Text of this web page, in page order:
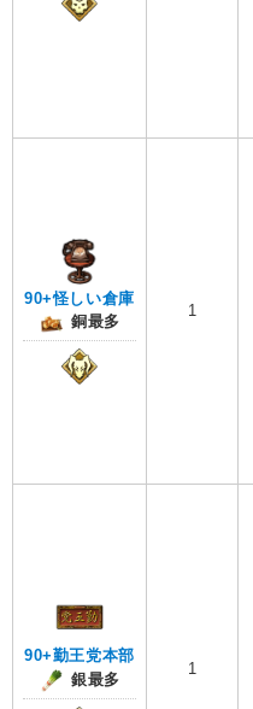
90+怪しい倉庫
銅最多
1
90+勤王党本部
銀最多
1